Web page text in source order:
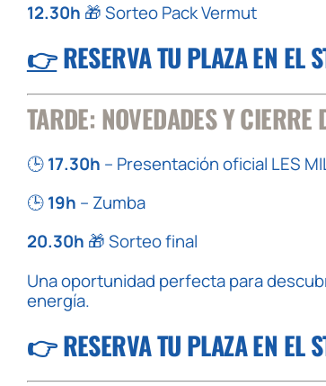
12.30h 🎁 Sorteo Pack Vermut
👉RESERVA TU PLAZA EN EL
TARDE: NOVEDADES Y CIERRE
🕒17.30h – Presentación oficial LES
🕒19h – Zumba
20.30h 🎁 Sorteo final
Una oportunidad perfecta para
energía.
👉RESERVA TU PLAZA EN EL